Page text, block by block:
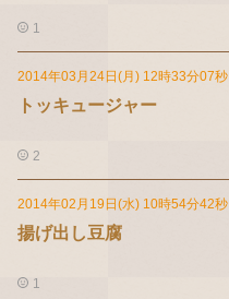
1
2014年03月24日(月) 12時33分07秒
トッキュージャー
2
2014年02月19日(水) 10時54分42秒
揚げ出し豆腐
1